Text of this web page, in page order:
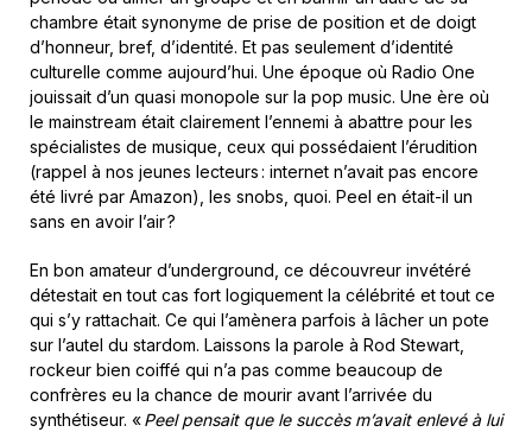
chambre était synonyme de prise de position et de doigt
d’honneur, bref, d’identité. Et pas seulement d’identité
culturelle comme aujourd’hui. Une époque où Radio One
jouissait d’un quasi monopole sur la pop music. Une ère où
le mainstream était clairement l’ennemi à abattre pour les
spécialistes de musique, ceux qui possédaient l’érudition
(rappel à nos jeunes lecteurs : internet n’avait pas encore
été livré par Amazon), les snobs, quoi. Peel en était-il un
sans en avoir l’air ?
En bon amateur d’underground, ce découvreur invétéré
détestait en tout cas fort logiquement la célébrité et tout ce
qui s’y rattachait. Ce qui l’amènera parfois à lâcher un pote
sur l’autel du stardom. Laissons la parole à Rod Stewart,
rockeur bien coiffé qui n’a pas comme beaucoup de
confrères eu la chance de mourir avant l’arrivée du
synthétiseur. «Peel pensait que le succès m’avait enlevé à lui